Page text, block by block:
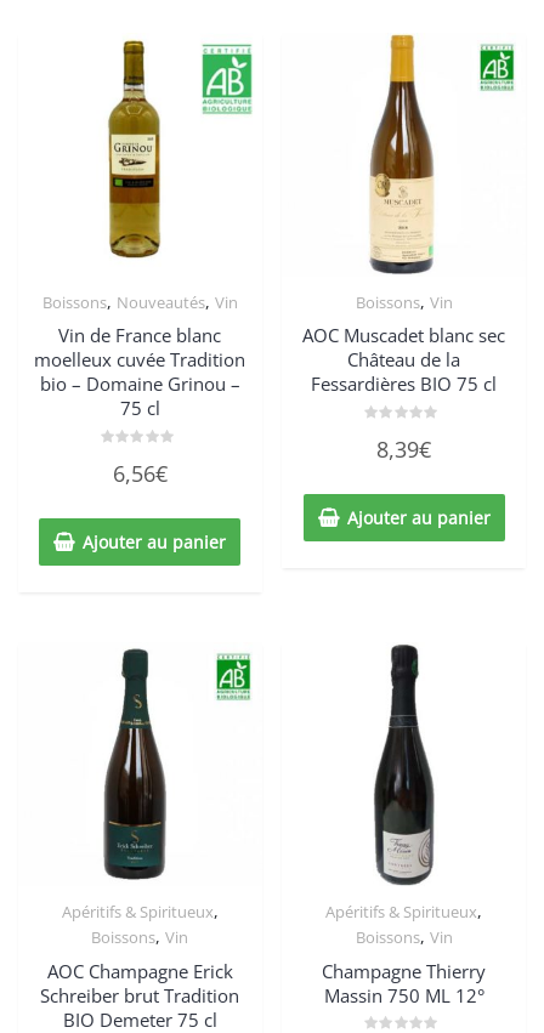
Boissons, Nouveautés, Vin
Vin de France blanc
moelleux cuvée Tradition
bio – Domaine Grinou –
75 cl
sur
6,56€
Ajouter au panier
Boissons, Vin
AOC Muscadet blanc sec
Château de la
Fessardières BIO 75 cl
sur
8,39€
Ajouter au panier
Apéritifs & Spiritueux,
Boissons,Vin
AOC Champagne Erick
Schreiber brut Tradition
BIO Demeter 75 cl
Apéritifs & Spiritueux,
Boissons, Vin
Champagne Thierry
Massin 750 ML 12°